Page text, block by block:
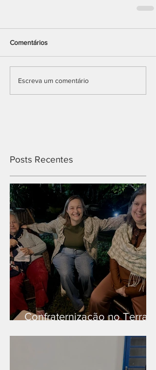
Comentários
Escreva um comentário
Posts Recentes
Confraternização no Terra